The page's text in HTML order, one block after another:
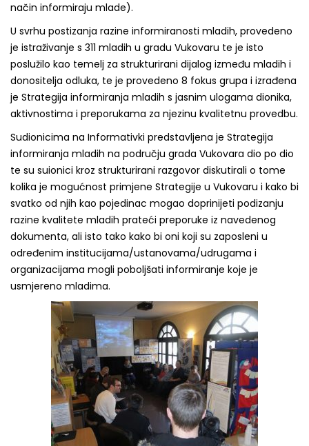
način informiraju mlade).
U svrhu postizanja razine informiranosti mladih, provedeno
je istraživanje s 311 mladih u gradu Vukovaru te je isto
poslužilo kao temelj za strukturirani dijalog između mladih i
donositelja odluka, te je provedeno 8 fokus grupa i izrađena
je Strategija informiranja mladih s jasnim ulogama dionika,
aktivnostima i preporukama za njezinu kvalitetnu provedbu.
Sudionicima na Informativki predstavljena je Strategija
informiranja mladih na području grada Vukovara dio po dio
te su suionici kroz strukturirani razgovor diskutirali o tome
kolika je mogućnost primjene Strategije u Vukovaru i kako bi
svatko od njih kao pojedinac mogao doprinijeti podizanju
razine kvalitete mladih prateći preporuke iz navedenog
dokumenta, ali isto tako kako bi oni koji su zaposleni u
određenim institucijama/ustanovama/udrugama i
organizacijama mogli poboljšati informiranje koje je
usmjereno mladima.